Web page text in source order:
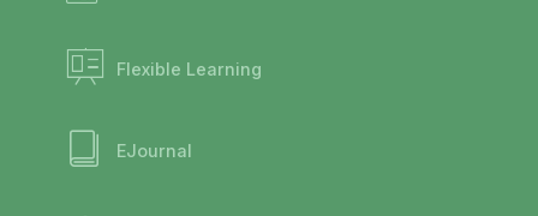
Flexible Learning
EJournal